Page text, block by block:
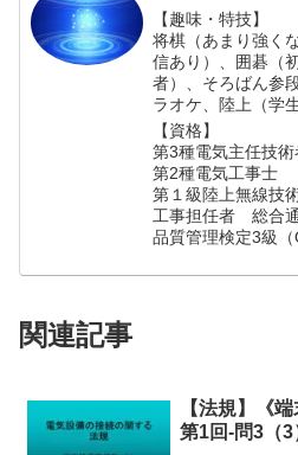
【趣味・特技】
将棋（あまり強く
信あり）、囲碁（
者）、そろばん参
ラオケ、陸上（学
【資格】
第3種電気主任技術
第2種電気工事士
第１級陸上無線技
工事担任者 総合
品質管理検定3級（
関連記事
【法規】《
第1回-問3（